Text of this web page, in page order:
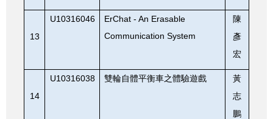
13
U10316046
ErChat - An Erasable
Communication System
陳
彥
宏
14
U10316038 雙輪自體平衡車之體驗遊戲
黃
志
鵬